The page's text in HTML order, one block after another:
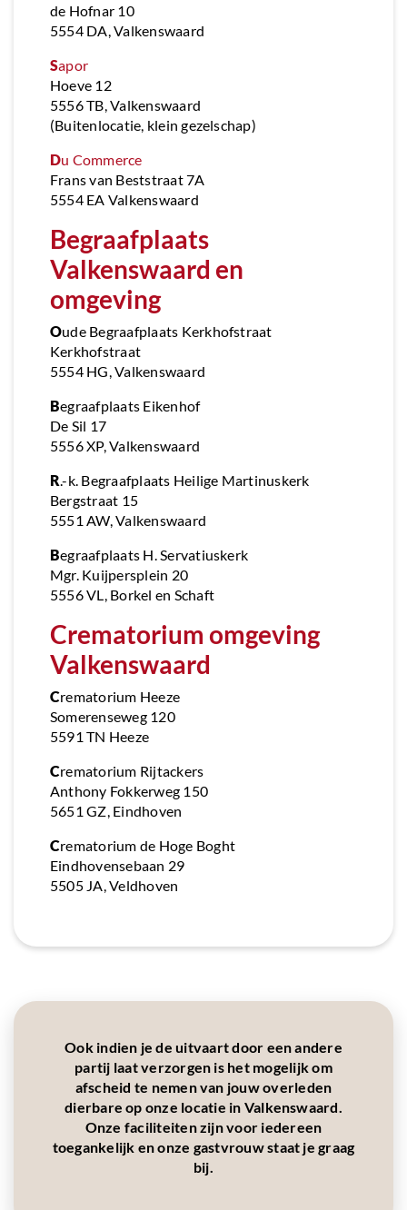
de Hofnar 10
5554 DA, Valkenswaard
Sapor
Hoeve 12
5556 TB, Valkenswaard
(Buitenlocatie, klein gezelschap)
Du Commerce
Frans van Beststraat 7A
5554 EA Valkenswaard
Begraafplaats
Valkenswaard en
omgeving
Oude Begraafplaats Kerkhofstraat
Kerkhofstraat
5554 HG, Valkenswaard
Begraafplaats Eikenhof
De Sil 17
5556 XP, Valkenswaard
R.-k. Begraafplaats Heilige Martinuskerk
Bergstraat 15
5551 AW, Valkenswaard
Begraafplaats H. Servatiuskerk
Mgr. Kuijpersplein 20
5556 VL, Borkel en Schaft
Crematorium omgeving
Valkenswaard
Crematorium Heeze
Somerenseweg 120
5591 TN Heeze
Crematorium Rijtackers
Anthony Fokkerweg 150
5651 GZ, Eindhoven
Crematorium de Hoge Boght
Eindhovensebaan 29
5505 JA, Veldhoven
Ook indien je de uitvaart door een andere
partij laat verzorgen is het mogelijk om
afscheid te nemen van jouw overleden
dierbare op onze locatie in Valkenswaard.
Onze faciliteiten zijn voor iedereen
toegankelijk en onze gastvrouw staat je graag
bij.